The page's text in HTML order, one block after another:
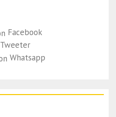
Facebook
Tweeter
Whatsapp